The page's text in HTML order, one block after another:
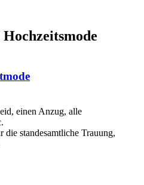
einen Anzug, alle
die standesamtliche Trauung,